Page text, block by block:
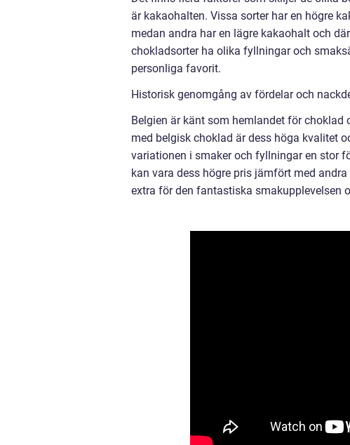
är kakaohalten. Vissa sorter har en högre
medan andra har en lägre kakaohalt och
chokladsorter ha olika fyllningar och
personliga favorit.
Historisk genomgång av fördelar och
Belgien är känt som hemlandet för
med belgisk choklad är dess höga kvalitet
variationen i smaker och fyllningar en stor
kan vara dess högre pris jämfört med
extra för den fantastiska smakupplevelsen